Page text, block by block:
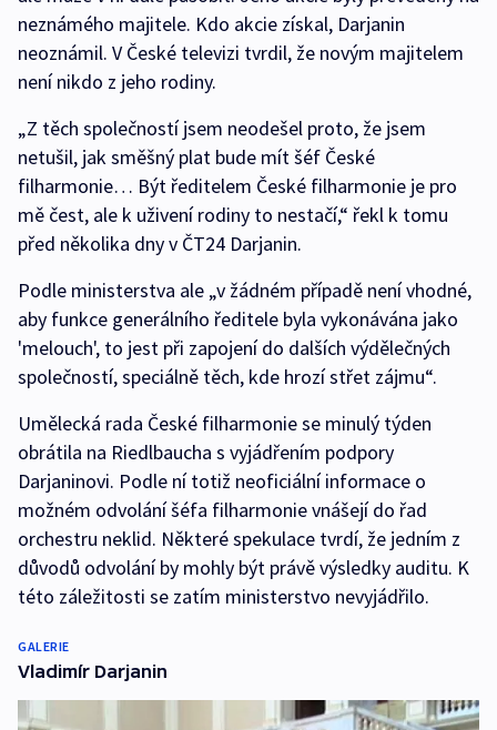
neznámého majitele. Kdo akcie získal, Darjanin
neoznámil. V České televizi tvrdil, že novým majitelem
není nikdo z jeho rodiny.
„Z těch společností jsem neodešel proto, že jsem
netušil, jak směšný plat bude mít šéf České
filharmonie… Být ředitelem České filharmonie je pro
mě čest, ale k uživení rodiny to nestačí,“ řekl k tomu
před několika dny v ČT24 Darjanin.
Podle ministerstva ale „v žádném případě není vhodné,
aby funkce generálního ředitele byla vykonávána jako
'melouch', to jest při zapojení do dalších výdělečných
společností, speciálně těch, kde hrozí střet zájmu“.
Umělecká rada České filharmonie se minulý týden
obrátila na Riedlbaucha s vyjádřením podpory
Darjaninovi. Podle ní totiž neoficiální informace o
možném odvolání šéfa filharmonie vnášejí do řad
orchestru neklid. Některé spekulace tvrdí, že jedním z
důvodů odvolání by mohly být právě výsledky auditu. K
této záležitosti se zatím ministerstvo nevyjádřilo.
GALERIE
Vladimír Darjanin